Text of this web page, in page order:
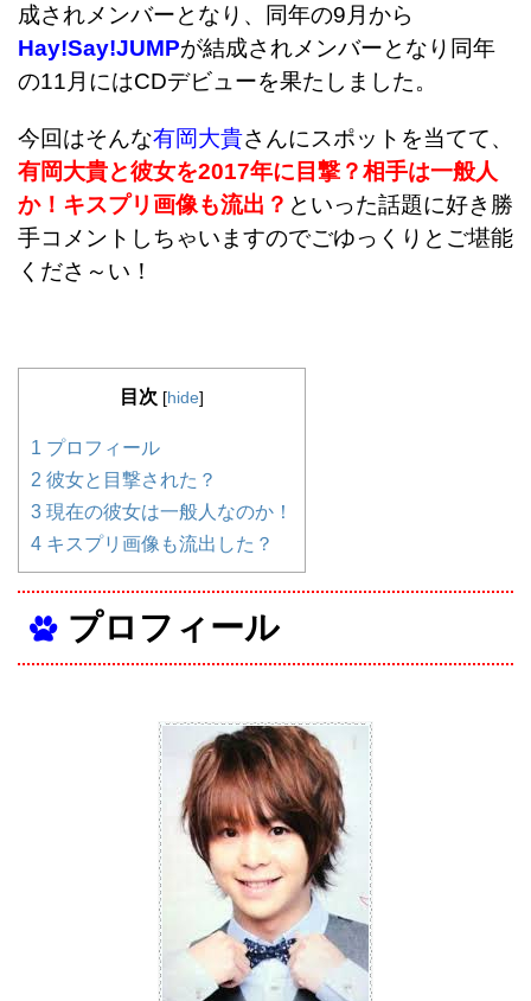
成されメンバーとなり、同年の9月から
Hay!Say!JUMPが結成されメンバーとなり同年
の11月にはCDデビューを果たしました。
今回はそんな有岡大貴さんにスポットを当てて、
有岡大貴と彼女を2017年に目撃？相手は一般人
か！キスプリ画像も流出？ といった話題に好き勝
手コメントしちゃいますのでごゆっくりとご堪能
くださ～い！
目次 [hide]
1 プロフィール
2 彼女と目撃された？
3 現在の彼女は一般人なのか！
4 キスプリ画像も流出した？
プロフィール